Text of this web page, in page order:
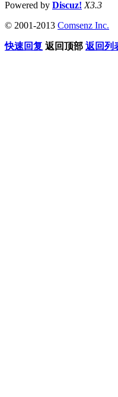
Powered by Discuz! X3.3
© 2001-2013 Comsenz Inc.
快速回复 返回顶部 返回列